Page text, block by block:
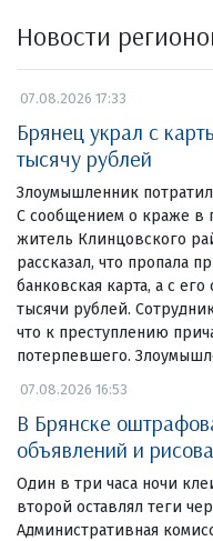
Новости
07.08.2026 17:33
Брянец украл с
тысячу рублей
Злоумышленник
С сообщением о краже в
житель Клинцовского
рассказал, что пропала
банковская карта, а с
тысячи рублей.
что к преступлению
потерпевшего.
07.08.2026 16:53
В Брянске
объявлений и
Один в три часа ночи
второй оставлял теги
Административная